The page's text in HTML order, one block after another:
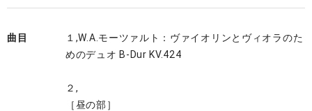
曲目
１,W.A.モーツァルト：ヴァイオリンとヴィオラのた
めのデュオ B-Dur KV.424
２,
［昼の部］